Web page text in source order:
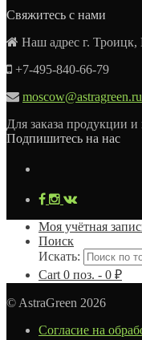
Свяжитесь с нами
Наш адрес г.
+7-495-840-66-79
moscow@astragreen.ru
Для заказа продукции
Подпишитесь на нас
Моя учётная
Поиск
Искать:
Cart 0 поз. - 0 ₽
© AstraGreen 2026
Согласие на